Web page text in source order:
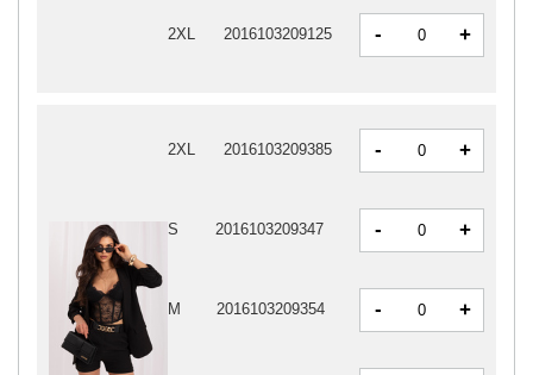
2XL 2016103209385 - +
S 2016103209347 - +
M 2016103209354 - +
2XL 2016103209125 - +